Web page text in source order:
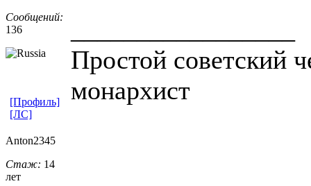
Сообщений:
136
Простой советский
монархист
[Профиль]
[ЛС]
Anton2345
Стаж: 14
лет